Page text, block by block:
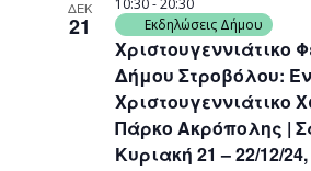
ΔΕΚ
21
Χριστουγεννιάτικο
Δήμου Στροβόλου:
Χριστουγεννιάτικο
Πάρκο Ακρόπολης |
Κυριακή 21 – 22/12/
10:30-20:30
Εκδηλώσεις Δήμου